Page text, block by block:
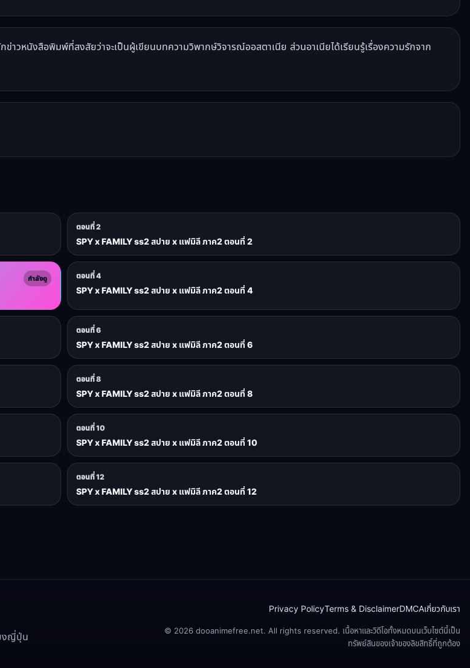
หนังสือพิมพ์ที่สงสัยว่าจะเป็นผู้เขียนบทความวิพากษ์วิจารณ์ออสตาเนีย ส่วนอาเนียได้เรียนรู้เรื่องความรักจาก
ตอนที่ 2
SPY x FAMILY ss2 สปาย x แฟมิลี ภาค2 ตอนที่ 2
กำลังดู ตอนที่ 4
SPY x FAMILY ss2 สปาย x แฟมิลี ภาค2 ตอนที่ 4
ตอนที่ 6
SPY x FAMILY ss2 สปาย x แฟมิลี ภาค2 ตอนที่ 6
ตอนที่ 8
SPY x FAMILY ss2 สปาย x แฟมิลี ภาค2 ตอนที่ 8
ตอนที่ 10
SPY x FAMILY ss2 สปาย x แฟมิลี ภาค2 ตอนที่ 10
ตอนที่ 12
SPY x FAMILY ss2 สปาย x แฟมิลี ภาค2 ตอนที่ 12
งญี่ปุ่น
Privacy PolicyTerms & DisclaimerDMCAเกี่ยวกับเรา
© 2026 dooanimefree.net. All rights reserved. เนื้อหาและวิดีโอทั้งหมดบนเว็บไซต์นี้เป็น
ทรัพย์สินของเจ้าของลิขสิทธิ์ที่ถูกต้อง